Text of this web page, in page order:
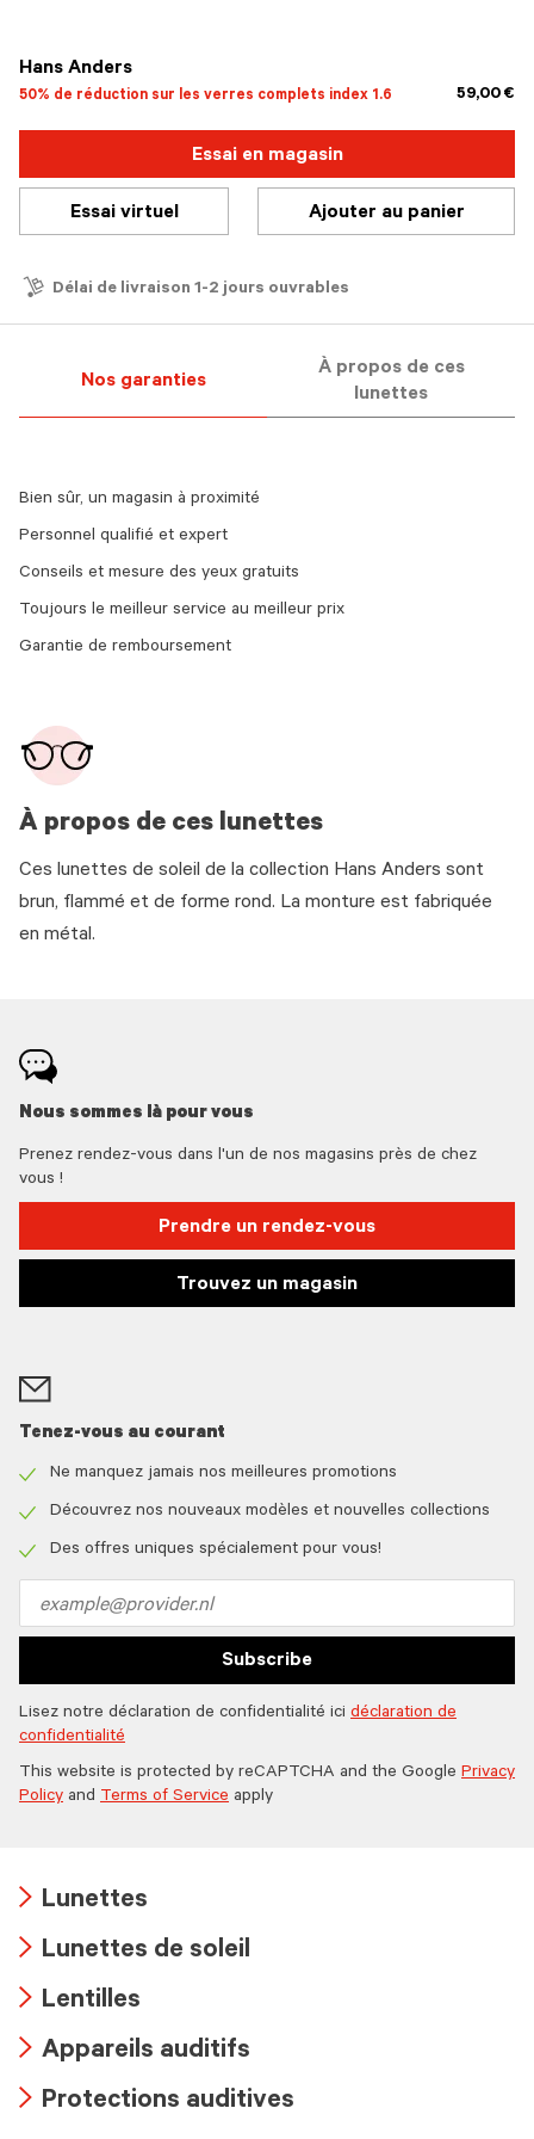
Hans Anders
50% de réduction sur les verres complets index 1.6 59,00 €
Essai en magasin
Essai virtuel Ajouter au panier
Délai de livraison 1-2 jours ouvrables
Nos garanties
À propos de ces
lunettes
À propos de ces lunettes
Ces lunettes de soleil de la collection Hans Anders sont
brun, flammé et de forme rond. La monture est fabriquée
en métal.
Bien sûr, un magasin à proximité
Personnel qualifié et expert
Conseils et mesure des yeux gratuits
Toujours le meilleur service au meilleur prix
Garantie de remboursement
Nous sommes là pour vous
Prenez rendez-vous dans l'un de nos magasins près de chez
vous !
Prendre un rendez-vous
Trouvez un magasin
Tenez-vous au courant
icon
Ne manquez jamais nos meilleures promotions
icon
Découvrez nos nouveaux modèles et nouvelles collections
Des offres uniques spécialement pour vous!
address
Subscribe
Lisez notre déclaration de confidentialité ici déclaration de
confidentialité
This website is protected by reCAPTCHA and the Google Privacy
Policy and Terms of Service apply
icon
Lunettes
icon
Lunettes de soleil
icon
Lentilles
icon
Appareils auditifs
Protections auditives